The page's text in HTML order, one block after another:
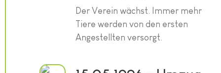
Der Verein wächst. Immer mehr
Tiere werden von den ersten
Angestellten versorgt.